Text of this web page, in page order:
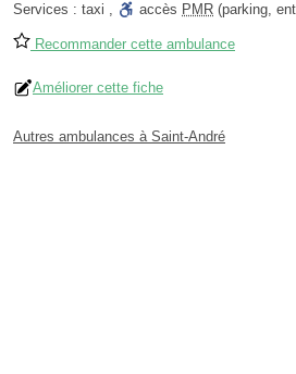
Services : taxi , accès PMR (parking,
Recommander cette ambulance
Améliorer cette fiche
Autres ambulances à Saint-André